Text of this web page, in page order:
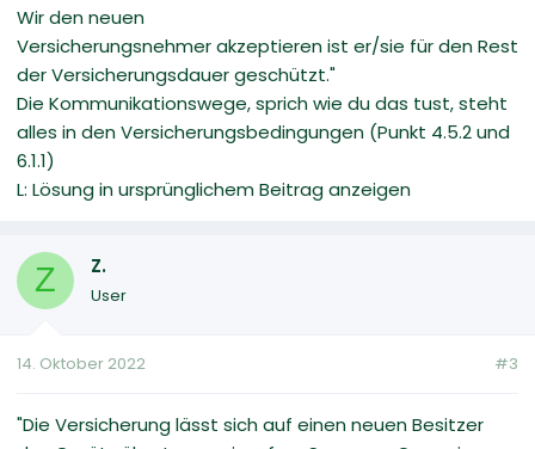
Wir den neuen
Versicherungsnehmer akzeptieren ist er/sie für den Rest
der Versicherungsdauer geschützt."
Die Kommunikationswege, sprich wie du das tust, steht
alles in den Versicherungsbedingungen (Punkt 4.5.2 und
6.1.1)
L: Lösung in ursprünglichem Beitrag anzeigen
Z Z.
User
14. Oktober 2022 #3
"Die Versicherung lässt sich auf einen neuen Besitzer